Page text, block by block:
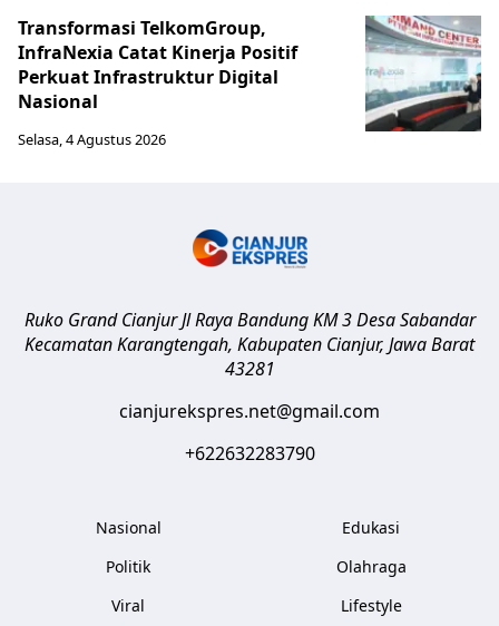
Transformasi TelkomGroup,
InfraNexia Catat Kinerja Positif
Perkuat Infrastruktur Digital
Nasional
Selasa, 4 Agustus 2026
Ruko Grand Cianjur Jl Raya Bandung KM 3 Desa Sabandar
Kecamatan Karangtengah, Kabupaten Cianjur, Jawa Barat
43281
cianjurekspres.net@gmail.com
+622632283790
Nasional
Politik
Viral
Edukasi
Olahraga
Lifestyle